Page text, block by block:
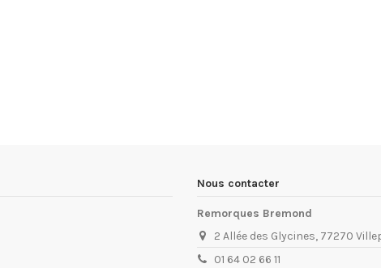
Nous contacter
Remorques Bremond
2 Allée des Glycines, 77270
01 64 02 66 11